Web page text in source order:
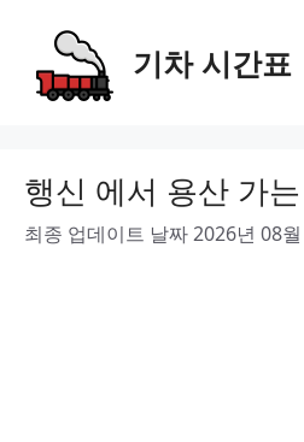
content
기차 시간표
행신 에서 용산 가
최종 업데이트 날짜 2026년 08